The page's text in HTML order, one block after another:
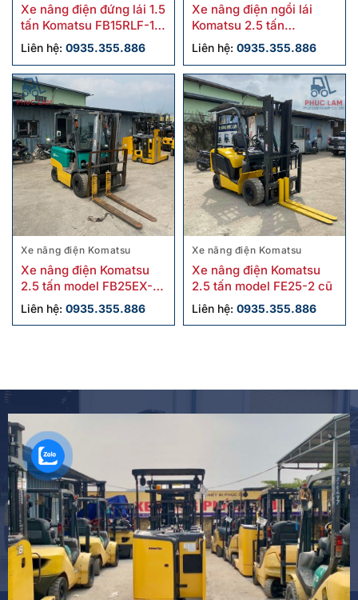
Xe nâng điện đứng lái 1.5
tấn Komatsu FB15RLF-15
cũ
Liên hệ: 0935.355.886
Xe nâng điện ngồi lái
Komatsu 2.5 tấn
FB25EX-11 cũ
Liên hệ: 0935.355.886
Xe nâng điện Komatsu
Xe nâng điện Komatsu
2.5 tấn model FB25EX-11
sx 2011
Liên hệ: 0935.355.886
Xe nâng điện Komatsu
Xe nâng điện Komatsu
2.5 tấn model FE25-2 cũ
Liên hệ: 0935.355.886